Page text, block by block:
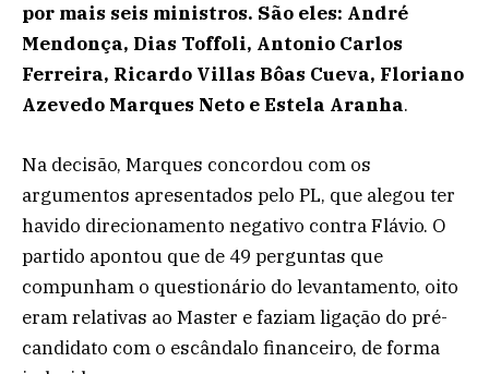
por mais seis ministros. São eles: André
Mendonça, Dias Toffoli, Antonio Carlos
Ferreira, Ricardo Villas Bôas Cueva, Floriano
Azevedo Marques Neto e Estela Aranha.
Na decisão, Marques concordou com os
argumentos apresentados pelo PL, que alegou ter
havido direcionamento negativo contra Flávio. O
partido apontou que de 49 perguntas que
compunham o questionário do levantamento, oito
eram relativas ao Master e faziam ligação do pré-
candidato com o escândalo financeiro, de forma